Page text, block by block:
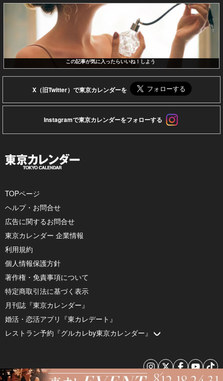
この記事が気に入ったらいいね！しよう
X（旧Twitter）で東京カレンダーを
Instagramで東京カレンダーをフォローする
TOPページ
ヘルプ・お問合せ
広告に関するお問合せ
東京カレンダー 企業情報
利用規約
個人情報保護方針
著作権・免責事項について
特定商取引法に基づく表示
月刊誌『東京カレンダー』
婚活・恋活アプリ『東カレデート』
レストラン予約『グルカレby東京カレンダー』